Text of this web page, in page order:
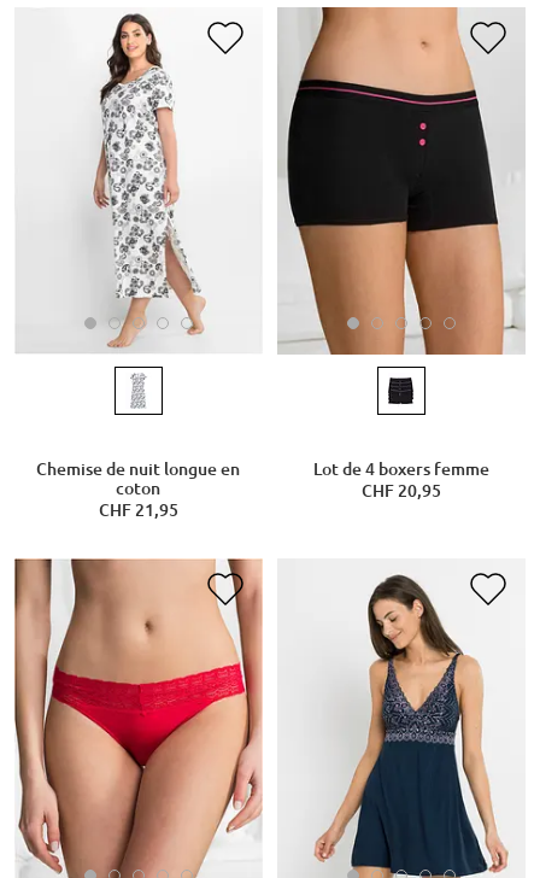
Chemise de nuit longue en
coton
CHF 21,95
Lot de 4 boxers femme
CHF 20,95